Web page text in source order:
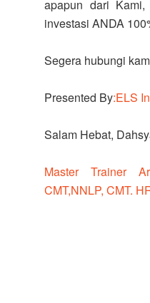
apapun dari
investasi ANDA
Segera hubungi
Presented By:ELS
Salam Hebat,
Master Trainer
CMT,NNLP, CMT.